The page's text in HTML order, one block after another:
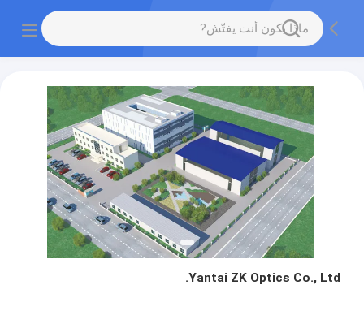
Yantai ZK Optics Co., Ltd.